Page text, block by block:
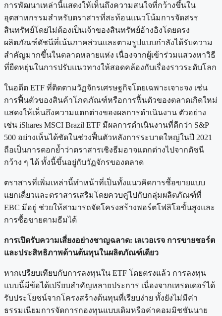
การพัฒนาเหล่านี้แสดงให้เห็นถึงความสนใจที่กว้างขึ้นใน
อุตสาหกรรมสำหรับตราสารที่สะท้อนแนวโน้มการจัดสรร
สินทรัพย์โดยไม่ต้องเป็นเจ้าของสินทรัพย์อ้างอิงโดยตรง
ผลิตภัณฑ์ดัชนีที่เน้นภาคส่วนและตามรูปแบบกำลังได้รับความ
สำคัญมากขึ้นในตลาดหลายแห่ง เนื่องจากผู้เข้าร่วมแสวงหาวิธี
ที่ยืดหยุ่นในการปรับแนวทางให้สอดคล้องกับเรื่องราวระดับโลก
ในอดีต ETF ที่ติดตามวัฏจักรเศรษฐกิจโดยเฉพาะเจาะจง เช่น
การฟื้นตัวของสินค้าโภคภัณฑ์หรือการฟื้นตัวของตลาดเกิดใหม่
แสดงให้เห็นถึงความแตกต่างของผลการดำเนินงาน ตัวอย่าง
เช่น iShares MSCI Brazil ETF มีผลการดำเนินงานที่ดีกว่า S&P
500 อย่างเห็นได้ชัดในช่วงฟื้นตัวหลังการระบาดใหญ่ในปี 2021
ถือเป็นการตอกย้ำว่าตราสารเชิงธีมอาจแตกต่างไปจากดัชนี
กว้าง ๆ ได้ ทั้งนี้ขึ้นอยู่กับวัฏจักรของตลาด
ตราสารที่เพิ่มเหล่านี้ทำหน้าที่เป็นทั้งแนวคิดการซื้อขายแบบ
แยกเดี่ยวและตราสารเสริมโดยควบคู่ไปกับกลุ่มผลิตภัณฑ์ที่
EBC มีอยู่ ช่วยให้สามารถจัดโครงสร้างพอร์ตโฟลิโอขั้นสูงและ
การซื้อขายตามธีมได้
การเปิดรับความเสี่ยงอย่างชาญฉลาด: เลเวอเรจ การขายชอร์ต
และประสิทธิภาพด้านต้นทุนในผลิตภัณฑ์เดียว
หากเปรียบเทียบกับการลงทุนใน ETF โดยตรงแล้ว การลงทุน
แบบนี้มีข้อได้เปรียบสำคัญหลายประการ เนื่องจากเทรดเดอร์ได้
รับประโยชน์จากโครงสร้างต้นทุนที่เรียบง่าย ทั้งยังไม่มีค่า
ธรรมเนียมการจัดการกองทุนแบบเดิมหรือค่าคอมมิชชันนาย